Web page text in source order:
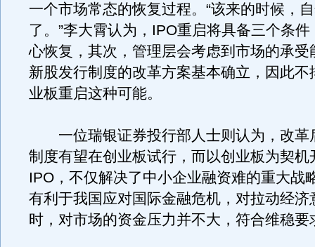
一个市场常态的恢复过程。“该来的时候，
了。”李大霄认为，IPO重启将具备三个条
心恢复，其次，管理层会考虑到市场的承受
新股发行制度的改革方案基本确立，因此不
业板重启这种可能。
一位瑞银证券投行部人士则认为，改革
制度有望在创业板试行，而以创业板为契机
IPO，不仅解决了中小企业融资难的重大战
有利于我国应对国际金融危机，对拉动经济
时，对市场的资金压力并不大，符合维稳要